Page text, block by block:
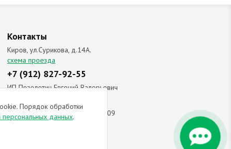
Контакты
Киров, ул.Сурикова, д.14А.
схема проезда
+7 (912) 827-92-55
ИП Позолотин Евгений Валерьевич
ИНН 434537218055 / ОГРН ИП
309434505600123 от 25.02.2009
с
Порядок обработки
персональных данных.